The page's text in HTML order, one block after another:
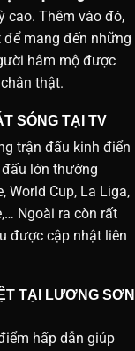
cao. Thêm vào đó,
mang đến những
hâm mộ được
thật.
SÓNG TẠI TV
trận đấu kinh điển
lớn thường
World Cup, La Liga,
Ngoài ra còn rất
được cập nhật liên
TẠI LƯƠNG SƠN
hấp dẫn giúp